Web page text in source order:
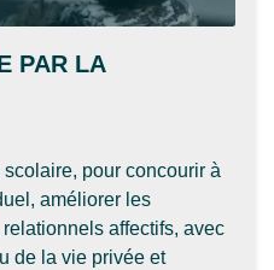
PAR LA
pour concourir à
améliorer les
affectifs, avec
de la vie privée et